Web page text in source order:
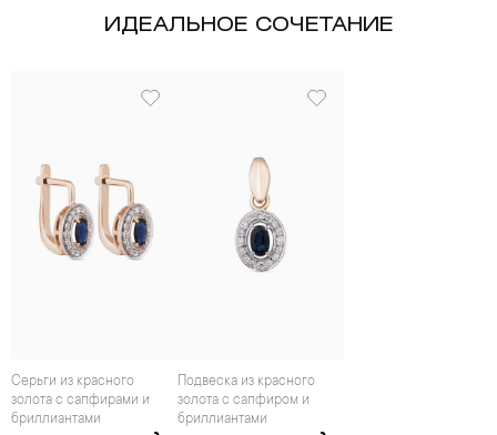
ИДЕАЛЬНОЕ СОЧЕТАНИЕ
Серьги из красного
золота с сапфирами и
бриллиантами
Подвеска из красного
золота с сапфиром и
бриллиантами